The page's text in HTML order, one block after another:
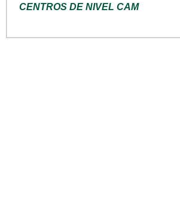
CENTROS DE NIVEL CAM